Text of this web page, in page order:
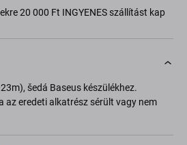
20 000 Ft INGYENES szállítást kap
šedá Baseus készülékhez.
az eredeti alkatrész sérült vagy nem